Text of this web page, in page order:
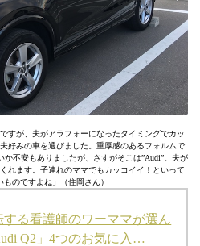
すが、夫がアラフォーになったタイミングでカッ
好みの車を選びました。重厚感のあるフォルムで
不安もありましたが、さすがそこは”Audi”。夫が
れます。子連れのママでもカッコイイ！といって
ものですよね」（住岡さん）
する看護師のワーママが選ん
Q2」4つのお気に入…